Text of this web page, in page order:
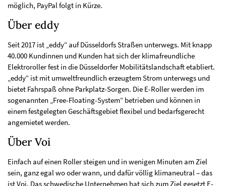
möglich, PayPal folgt in Kürze.
Über eddy
Seit 2017 ist „eddy“ auf Düsseldorfs Straßen unterwegs. Mit knapp
40.000 Kundinnen und Kunden hat sich der klimafreundliche
Elektroroller fest in die Düsseldorfer Mobilitätslandschaft etabliert.
„eddy“ ist mit umweltfreundlich erzeugtem Strom unterwegs und
bietet Fahrspaß ohne Parkplatz-Sorgen. Die E-Roller werden im
sogenannten „Free-Floating-System“ betrieben und können in
einem festgelegten Geschäftsgebiet flexibel und bedarfsgerecht
angemietet werden.
Über Voi
Einfach auf einen Roller steigen und in wenigen Minuten am Ziel
sein, ganz egal wo oder wann, und dafür völlig klimaneutral – das
ist Voi. Das schwedische Unternehmen hat sich zum Ziel gesetzt E-